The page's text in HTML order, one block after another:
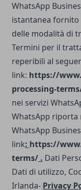
WhatsApp
istantanea fornito
delle modalità di
Termini per il
reperibili al
link: https://
processing-
nei servizi
WhatsApp riporta
WhatsApp
link: https://
terms/ . Dati
Dati di utilizzo,
Irlanda- Privacy